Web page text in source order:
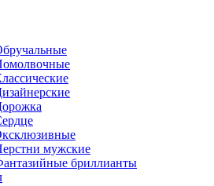
мужские
бриллианты